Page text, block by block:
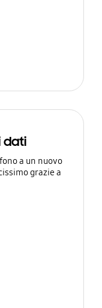
dati
a un nuovo
grazie a